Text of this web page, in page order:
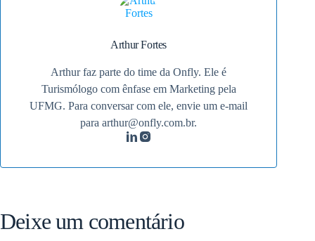
Arthur Fortes
Arthur faz parte do time da Onfly. Ele é
Turismólogo com ênfase em Marketing pela
UFMG. Para conversar com ele, envie um e-mail
paraarthur@onfly.com.br.
Deixe um comentário